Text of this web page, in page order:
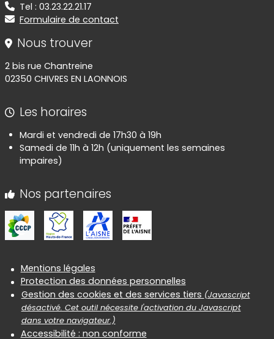
Tel : 03.23.22.21.17
Formulaire de contact
Nous trouver
2 bis rue Chantreine
02350 CHIVRES EN LAONNOIS
Les horaires
Mardi et vendredi de 17h30 à 19h
Samedi de 11h à 12h (uniquement les semaines
impaires)
Nos partenaires
Informations réglementaires
Mentions légales
Protection des données personnelles
Gestion des cookies et des services tiers (Javascript
désactivé. Cet outil nécessite l'activation du Javascript
dans votre navigateur.)
Accessibilité : non conforme